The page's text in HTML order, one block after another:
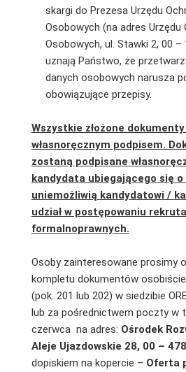
skargi do Prezesa Urzędu
Osobowych (na adres Urzędu
Osobowych, ul. Stawki 2, 00 –
uznają Państwo, że
danych osobowych narusza
obowiązujące przepisy.
Wszystkie złożone
własnoręcznym podpisem.
zostaną podpisane
kandydata ubiegającego się
uniemożliwią kandydatowi /
udział w postępowaniu
formalnoprawnych.
Osoby zainteresowane prosimy
kompletu dokumentów
(pok. 201 lub 202) w siedzibie
lub za pośrednictwem poczty w
czerwca na adres: Ośrodek
Aleje Ujazdowskie 28, 00 –
dopiskiem na kopercie – Oferta